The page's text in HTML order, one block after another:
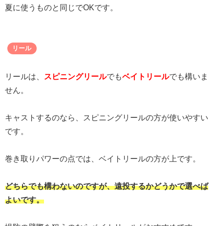
夏に使うものと同じでOKです。
リール
リールは、 スピニングリールでもベイトリールでも構いま
せん。
キャストするのなら、スピニングリールの方が使いやすい
です。
巻き取りパワーの点では、ベイトリールの方が上です。
どちらでも構わないのですが、遠投するかどうかで選べば
よいです。